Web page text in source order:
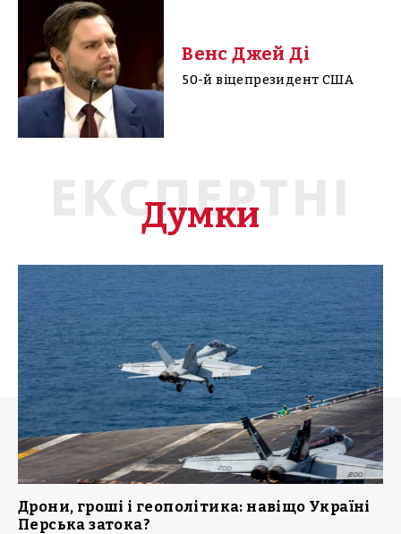
Венс Джей Ді
50-й віцепрезидент США
ЕКСПЕРТНІ
Думки
Дрони, гроші і геополітика: навіщо Україні
Перська затока?